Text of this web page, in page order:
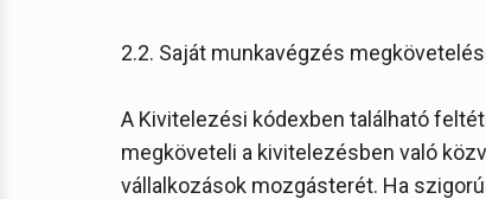
2.2. Saját munkavégzés
A Kivitelezési kódexben található
megköveteli a kivitelezésben való
vállalkozások mozgásterét. Ha